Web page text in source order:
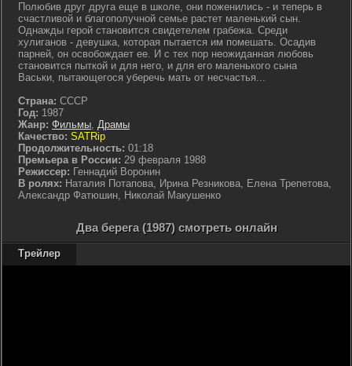
Полюбив друг друга еще в школе, они поженились - и теперь в
счастливой и благополучной семье растет маленький сын.
Однажды герой становится свидетелем грабежа. Среди
хулиганов - девушка, которая пытается им помешать. Осадив
парней, он освобождает ее. И с тех пор неожиданная любовь
становится пыткой и для него, и для его маленького сына
Васьки, пытающегося уберечь мать от несчастья...
Страна: СССР
Год: 1987
Жанр: Фильмы, Драмы
Качество: SATRip
Продолжительность: 01:18
Премьера в России: 29 февраля 1988
Режиссер: Геннадий Воронин
В ролях: Наталия Потапова, Ирина Резникова, Елена Трепетова,
Александр Фатюшин, Николай Макушенко
Два берега (1987) смотреть онлайн
Трейлер